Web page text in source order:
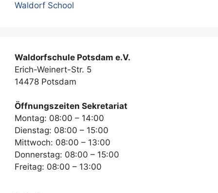
Waldorf School
Waldorfschule Potsdam e.V.
Erich-Weinert-Str. 5
14478 Potsdam
Öffnungszeiten Sekretariat
Montag: 08:00 – 14:00
Dienstag: 08:00 – 15:00
Mittwoch: 08:00 – 13:00
Donnerstag: 08:00 – 15:00
Freitag: 08:00 – 13:00